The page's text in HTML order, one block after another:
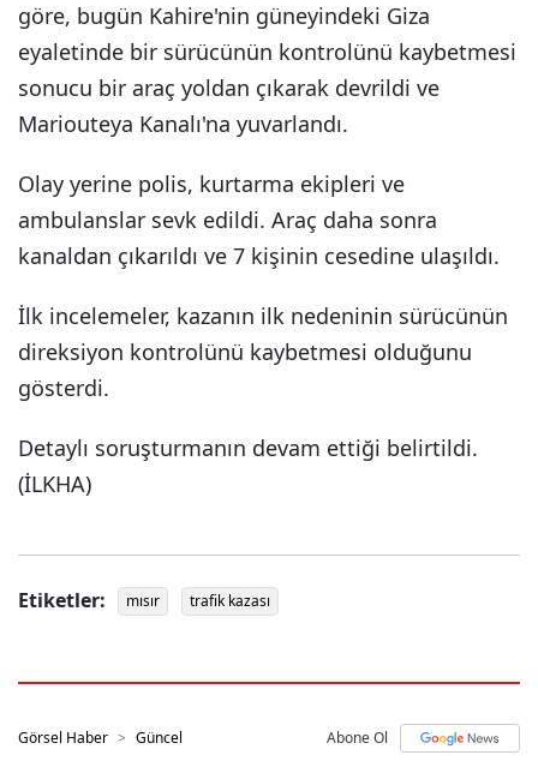
göre, bugün Kahire'nin güneyindeki Giza
eyaletinde bir sürücünün kontrolünü kaybetmesi
sonucu bir araç yoldan çıkarak devrildi ve
Mariouteya Kanalı'na yuvarlandı.
Olay yerine polis, kurtarma ekipleri ve
ambulanslar sevk edildi. Araç daha sonra
kanaldan çıkarıldı ve 7 kişinin cesedine ulaşıldı.
İlk incelemeler, kazanın ilk nedeninin sürücünün
direksiyon kontrolünü kaybetmesi olduğunu
gösterdi.
Detaylı soruşturmanın devam ettiği belirtildi.
(İLKHA)
Etiketler: mısır trafik kazası
Görsel Haber Güncel Abone Ol